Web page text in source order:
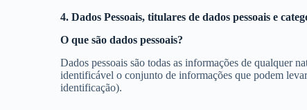
4. Dados Pessoais, titulares de dados pessoais e
O que são dados pessoais?
Dados pessoais são todas as informações de qualquer
identificável o conjunto de informações que podem
identificação).